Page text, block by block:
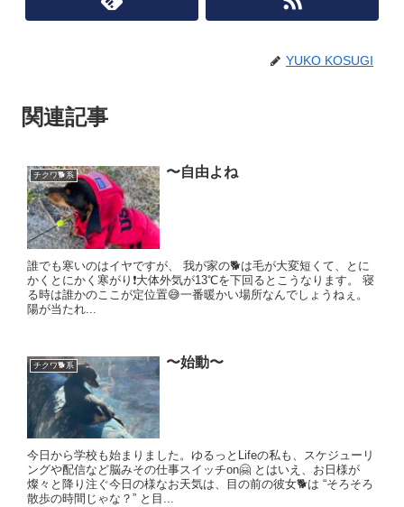
YUKO KOSUGI
関連記事
チクワ🐕系 〜自由よね
誰でも寒いのはイヤですが、 我が家の🐕は毛が大変短くて、とに
かくとにかく寒がり❗️大体外気が13℃を下回るとこうなります。 寝
る時は誰かのここが定位置😅一番暖かい場所なんでしょうねぇ。
陽が当たれ...
チクワ🐕系 〜始動〜
今日から学校も始まりました。ゆるっとLifeの私も、スケジューリ
ングや配信など脳みその仕事スイッチon🤗 とはいえ、お日様が
燦々と降り注ぐ今日の様なお天気は、目の前の彼女🐕は “そろそろ
散歩の時間じゃな？” と目...